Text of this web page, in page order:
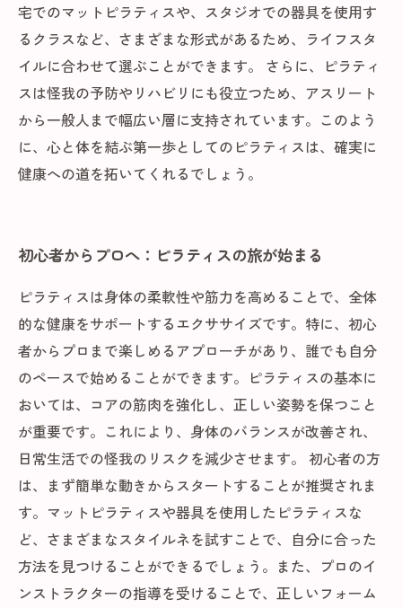
宅でのマットピラティスや、スタジオでの器具を使用す
るクラスなど、さまざまな形式があるため、ライフスタ
イルに合わせて選ぶことができます。 さらに、ピラティ
スは怪我の予防やリハビリにも役立つため、アスリート
から一般人まで幅広い層に支持されています。このよう
に、心と体を結ぶ第一歩としてのピラティスは、確実に
健康への道を拓いてくれるでしょう。
初心者からプロへ：ピラティスの旅が始まる
ピラティスは身体の柔軟性や筋力を高めることで、全体
的な健康をサポートするエクササイズです。特に、初心
者からプロまで楽しめるアプローチがあり、誰でも自分
のペースで始めることができます。ピラティスの基本に
おいては、コアの筋肉を強化し、正しい姿勢を保つこと
が重要です。これにより、身体のバランスが改善され、
日常生活での怪我のリスクを減少させます。 初心者の方
は、まず簡単な動きからスタートすることが推奨されま
す。マットピラティスや器具を使用したピラティスな
ど、さまざまなスタイルネを試すことで、自分に合った
方法を見つけることができるでしょう。また、プロのイ
ンストラクターの指導を受けることで、正しいフォーム